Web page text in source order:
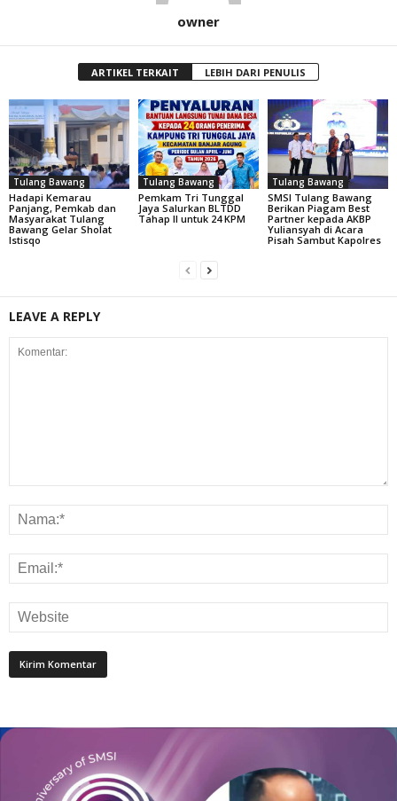
owner
ARTIKEL TERKAIT LEBIH DARI PENULIS
Tulang Bawang
Hadapi Kemarau
Panjang, Pemkab dan
Masyarakat Tulang
Bawang Gelar Sholat
Istisqo
Tulang Bawang
Pemkam Tri Tunggal
Jaya Salurkan BLTDD
Tahap II untuk 24 KPM
Tulang Bawang
SMSI Tulang Bawang
Berikan Piagam Best
Partner kepada AKBP
Yuliansyah di Acara
Pisah Sambut Kapolres
LEAVE A REPLY